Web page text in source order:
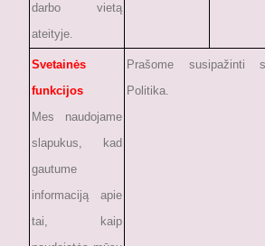
darbo vietą
ateityje.
Svetainės
funkcijos
Mes naudojame
slapukus, kad
gautume
informaciją apie
tai, kaip
Prašome
Politika.